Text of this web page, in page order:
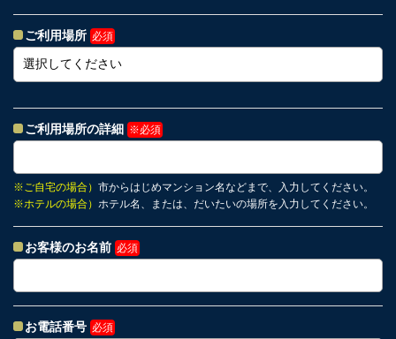
ご利用場所 必須
ご利用場所の詳細 ※必須
※ご自宅の場合） 市からはじめマンション名などまで、入力してください。
※ホテルの場合） ホテル名、または、だいたいの場所を入力してください。
お客様のお名前 必須
お電話番号 必須